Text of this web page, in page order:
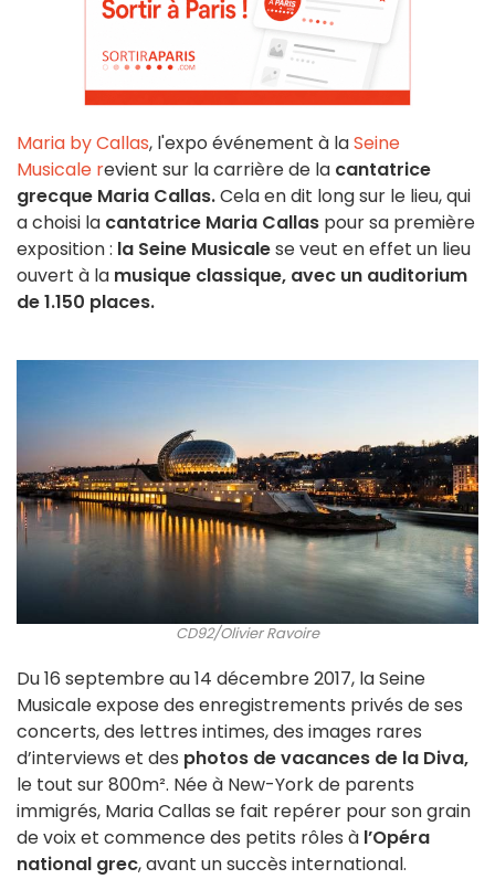
Maria by Callas, l'expo événement à laSeine
Musicale revient sur la carrière de la cantatrice
grecque Maria Callas.Cela en dit long sur le lieu, qui
a choisi la cantatrice Maria Callas pour sa première
exposition : la Seine Musicalese veut en effet un lieu
ouvert à la musique classique, avec un auditorium
de 1.150 places.
CD92/Olivier Ravoire
Du 16 septembre au 14 décembre 2017, la Seine
Musicale expose des enregistrements privés de ses
concerts, des lettres intimes, des images rares
d’interviews et des photos de vacances de la Diva,
le tout sur 800m². Née à New-York de parents
immigrés, Maria Callas se fait repérer pour son grain
de voix et commence des petits rôles à l’Opéra
national grec, avant un succès international.